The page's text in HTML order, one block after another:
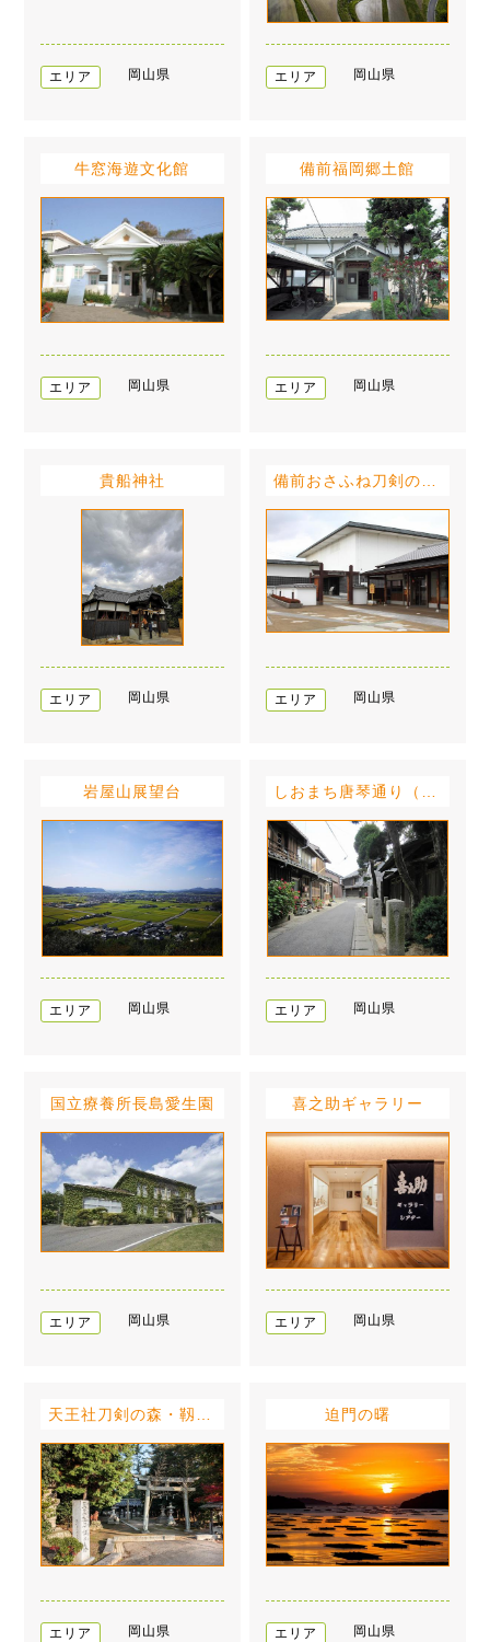
エリア 岡山県 エリア 岡山県
牛窓海遊文化館
エリア 岡山県
備前福岡郷土館
エリア 岡山県
貴船神社
エリア 岡山県 エリア 岡山県
岩屋山展望台
エリア 岡山県 エリア 岡山県
国立療養所長島愛生園
エリア 岡山県
喜之助ギャラリー
エリア 岡山県
エリア 岡山県
迫門の曙
エリア 岡山県